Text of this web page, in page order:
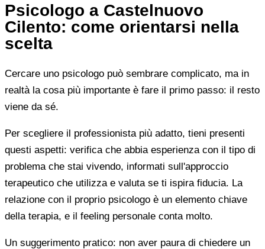
Psicologo a Castelnuovo
Cilento: come orientarsi nella
scelta
Cercare uno psicologo può sembrare complicato, ma in
realtà la cosa più importante è fare il primo passo: il resto
viene da sé.
Per scegliere il professionista più adatto, tieni presenti
questi aspetti: verifica che abbia esperienza con il tipo di
problema che stai vivendo, informati sull'approccio
terapeutico che utilizza e valuta se ti ispira fiducia. La
relazione con il proprio psicologo è un elemento chiave
della terapia, e il feeling personale conta molto.
Un suggerimento pratico: non aver paura di chiedere un